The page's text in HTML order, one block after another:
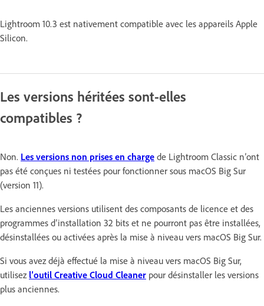
Lightroom 10.3 est nativement compatible avec les appareils Apple
Silicon.
Les versions héritées sont-elles
compatibles ?
Non. Les versions non prises en charge de Lightroom Classic n’ont
pas été conçues ni testées pour fonctionner sous macOS Big Sur
(version 11).
Les anciennes versions utilisent des composants de licence et des
programmes d’installation 32 bits et ne pourront pas être installées,
désinstallées ou activées après la mise à niveau vers macOS Big Sur.
Si vous avez déjà effectué la mise à niveau vers macOS Big Sur,
utilisez l’outil Creative Cloud Cleaner pour désinstaller les versions
plus anciennes.